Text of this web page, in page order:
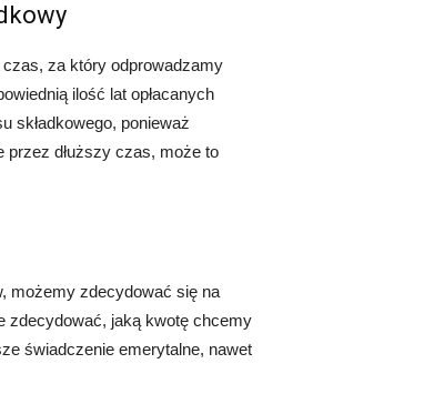
za który odprowadzamy
ilość lat opłacanych
składkowego, ponieważ
przez dłuższy czas, może to
możemy zdecydować się na
zdecydować, jaką kwotę chcemy
świadczenie emerytalne, nawet